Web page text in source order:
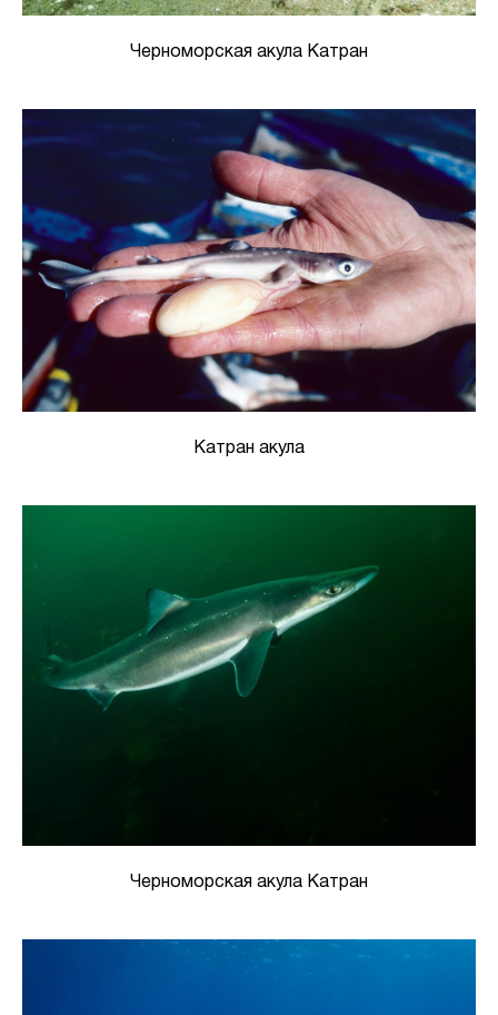
Черноморская акула Катран
Катран акула
Черноморская акула Катран